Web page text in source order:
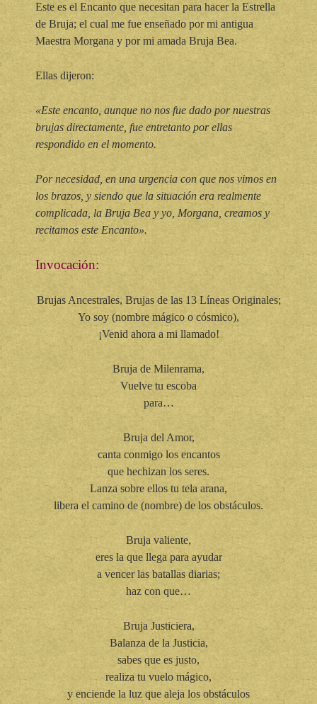
Este es el Encanto que necesitan para hacer la Estrella
de Bruja; el cual me fue enseñado por mi antigua
Maestra Morgana y por mi amada Bruja Bea.
Ellas dijeron:
«Este encanto, aunque no nos fue dado por nuestras
brujas directamente, fue entretanto por ellas
respondido en el momento.
Por necesidad, en una urgencia con que nos vimos en
los brazos, y siendo que la situación era realmente
complicada, la Bruja Bea y yo, Morgana, creamos y
recitamos este Encanto».
Invocación:
Brujas Ancestrales, Brujas de las 13 Líneas Originales;
Yo soy (nombre mágico o cósmico),
¡Venid ahora a mi llamado!
Bruja de Milenrama,
Vuelve tu escoba
para…
Bruja del Amor,
canta conmigo los encantos
que hechizan los seres.
Lanza sobre ellos tu tela arana,
libera el camino de (nombre) de los obstáculos.
Bruja valiente,
eres la que llega para ayudar
a vencer las batallas diarias;
haz con que…
Bruja Justiciera,
Balanza de la Justicia,
sabes que es justo,
realiza tu vuelo mágico,
y enciende la luz que aleja los obstáculos